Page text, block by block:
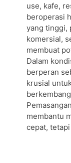
use, kafe,
beroperasi
yang tinggi,
komersial,
membuat
Dalam
berperan
krusial
membantu
cepat,